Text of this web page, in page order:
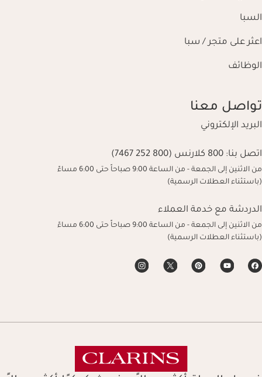
السبا
اعثر على متجر / سبا
الوظائف
تواصل معنا
البريد الإلكتروني
اتصل بنا: 800 كلارنس (800 252 7467)
من الاثنين إلى الجمعة - من الساعة 9:00 صباحاً حتى 6:00 مساءً
(باستثناء العطلات الرسمية)
الدردشة مع خدمة العملاء
من الاثنين إلى الجمعة - من الساعة 9:00 صباحاً حتى 6:00 مساءً
(باستثناء العطلات الرسمية)